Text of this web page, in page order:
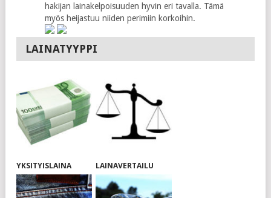
hakijan lainakelpoisuuden hyvin eri tavalla. Tämä
myös heijastuu niiden perimiin korkoihin.
LAINATYYPPI
YKSITYISLAINA LAINAVERTAILU